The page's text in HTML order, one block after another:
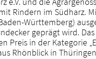
Rindern im Südharz.
Württemberg)
geprägt wird.
Preis in der Kategorie
Rhönblick in